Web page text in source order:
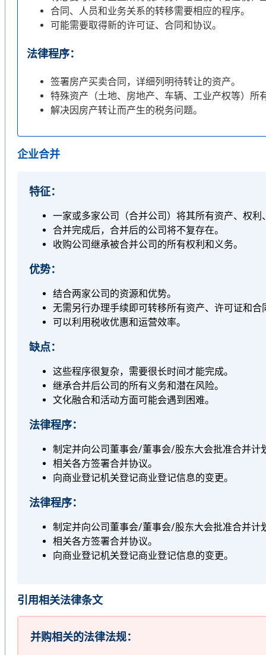
合同、人员和业务关系的转移需要相应的程序。
可能需要取得新的许可证、合同和协议。
法律程序：
签署房产买卖合同，详细列明待转让的资产。
特殊资产（土地、房地产、车辆、工业产权等）所
解决因房产转让而产生的税务问题。
企业合并
特征：
一家或多家公司（合并公司）将其所有资产、权
合并完成后，合并后的公司将不复存在。
收购公司继承被合并公司的所有权利和义务。
优势：
结合两家公司的资源和优势。
无需另行办理手续即可转移所有资产、许可证和合
可以利用税收优惠和运营效率。
缺点：
这些程序很复杂，需要很长时间才能完成。
继承合并后公司的所有义务和潜在风险。
文化融合和活动方面可能会遇到困难。
法律程序：
制定并向公司董事会/董事会/股东大会批准合并计
相关各方签署合并协议。
向商业登记机关登记商业登记信息的变更。
法律程序：
制定并向公司董事会/董事会/股东大会批准合并计
相关各方签署合并协议。
向商业登记机关登记商业登记信息的变更。
引用相关法律条文
并购相关的法律法规：